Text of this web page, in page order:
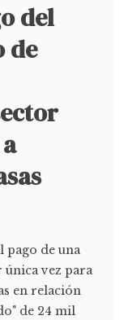
del
de
pago de una
vez para
en relación
de 24 mil